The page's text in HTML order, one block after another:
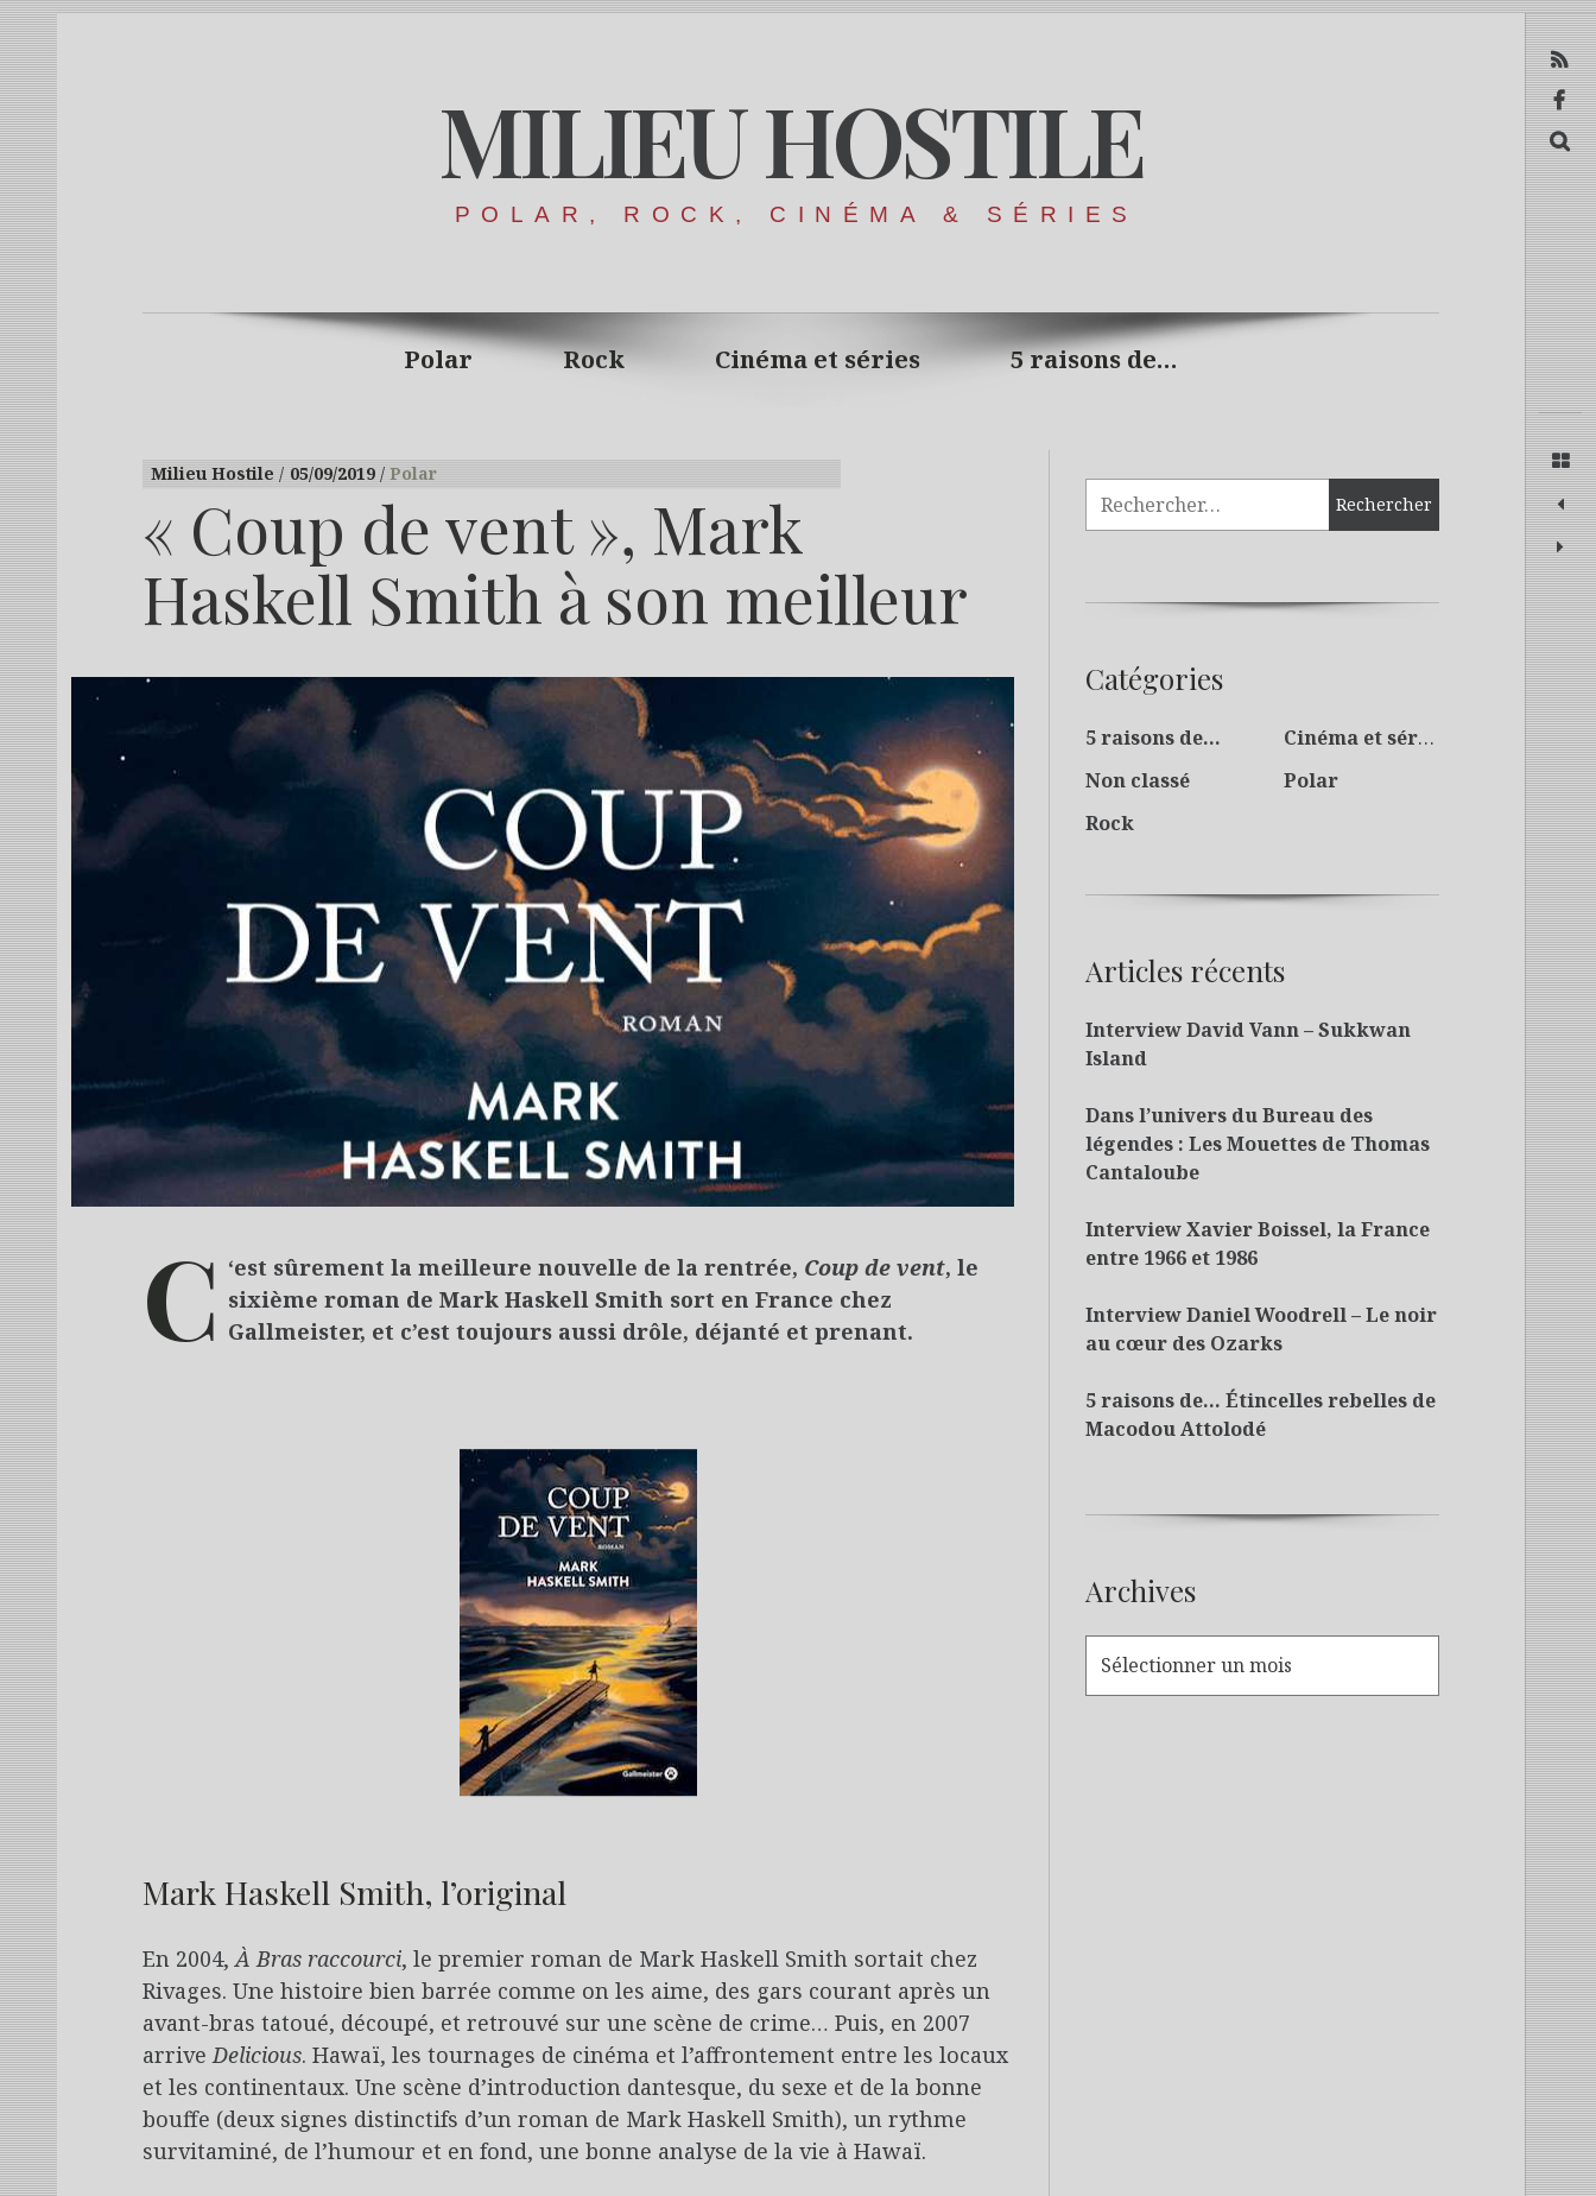
MILIEU HOSTILE
POLAR, ROCK, CINÉMA & SÉRIES
Polar Rock Cinéma et séries 5 raisons de…
Milieu Hostile 05/09/2019 Polar
« Coup de vent », Mark
Haskell Smith à son meilleur
C ‘est sûrement la meilleure nouvelle de la rentrée, Coup de vent, le
sixième roman de Mark Haskell Smith sort en France chez
Gallmeister, et c’est toujours aussi drôle, déjanté et prenant.
Mark Haskell Smith, l’original
En 2004,À Bras raccourci, le premier roman de Mark Haskell Smith sortait chez
Rivages. Une histoire bien barrée comme on les aime, des gars courant après un
avant-bras tatoué, découpé, et retrouvé sur une scène de crime… Puis, en 2007
arriveDelicious. Hawaï, les tournages de cinéma et l’affrontement entre les locaux
et les continentaux. Une scène d’introduction dantesque, du sexe et de la bonne
bouffe (deux signes distinctifs d’un roman de Mark Haskell Smith), un rythme
survitaminé, de l’humour et en fond, une bonne analyse de la vie à Hawaï.
Catégories
5 raisons de…
Cinéma et séries
Non classé
Polar
Rock
Articles récents
Interview David Vann – Sukkwan
Island
Dans l’univers du Bureau des
légendes : Les Mouettes de Thomas
Cantaloube
Interview Xavier Boissel, la France
entre 1966 et 1986
Interview Daniel Woodrell – Le noir
au cœur des Ozarks
5 raisons de… Étincelles rebelles de
Macodou Attolodé
Archives
RSS
Facebook
Recerca